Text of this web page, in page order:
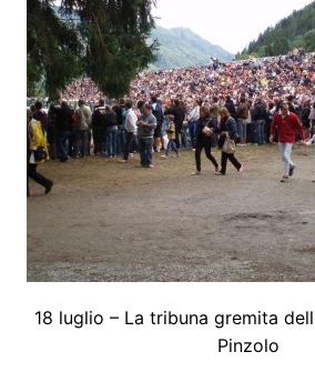
18 luglio – La tribuna gremita
Pinzolo